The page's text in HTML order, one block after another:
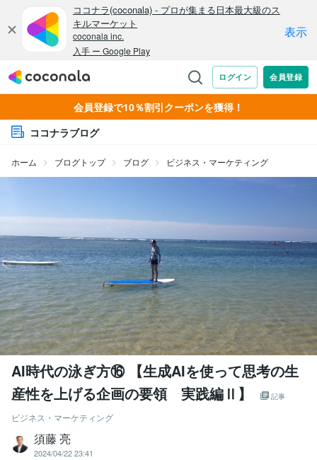
会員登録で10％割引クーポンを獲得！
ココナラブログ
ホーム ブログトップ ブログ ビジネス・マーケティング
AI時代の泳ぎ方⑯ 【生成AIを使って思考の生
産性を上げる企画の要領 実践編Ⅱ】
記事
ビジネス・マーケティング
須藤 亮
2024/04/22 23:41